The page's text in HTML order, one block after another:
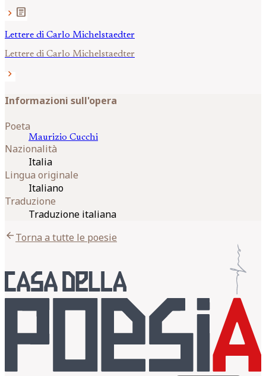
chevron_right article
Lettere di Carlo Michelstaedter
Lettere di Carlo Michelstaedter
chevron_right
Informazioni sull'opera
Poeta
Maurizio Cucchi
Nazionalità
Italia
Lingua originale
Italiano
Traduzione
Traduzione italiana
arrow_backTorna a tutte le poesie